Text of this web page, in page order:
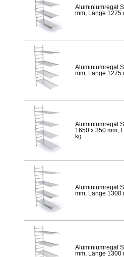
Aluminiumregal
mm, Länge 1275
Aluminiumregal
mm, Länge 1275
Aluminiumregal
1650 x 350 mm,
kg
Aluminiumregal
mm, Länge 1300
Aluminiumregal
mm, Länge 1300